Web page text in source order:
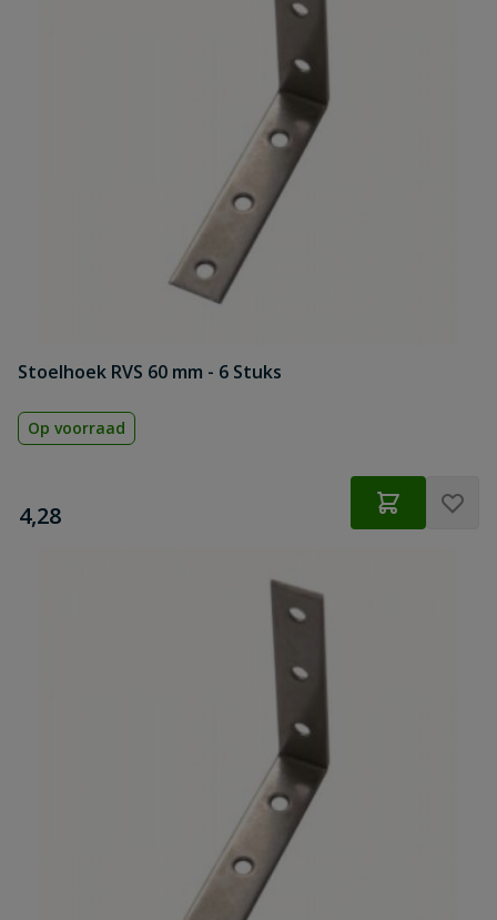
Stoelhoek RVS 60 mm - 6 Stuks
Op voorraad
€
4,28